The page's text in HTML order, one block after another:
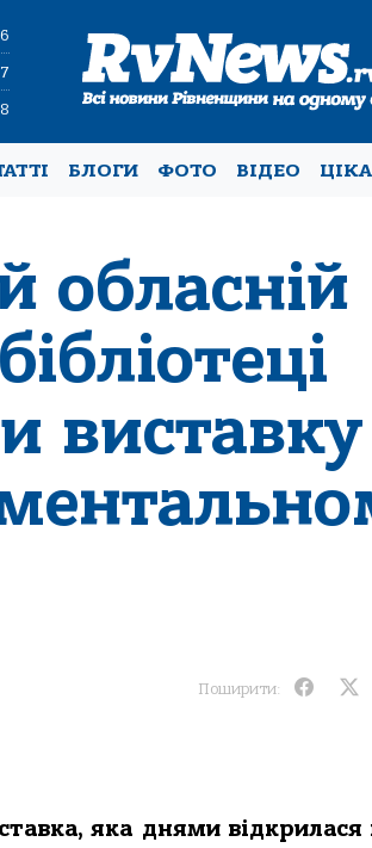
БЛОГИ ФОТО ВІДЕО
обласній
виставку
Поширити:
яка днями відкрилася